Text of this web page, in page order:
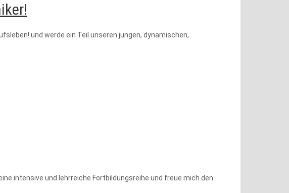
und werde ein Teil unseren jungen, dynamischen,
intensive und lehrreiche Fortbildungsreihe und freue mich den